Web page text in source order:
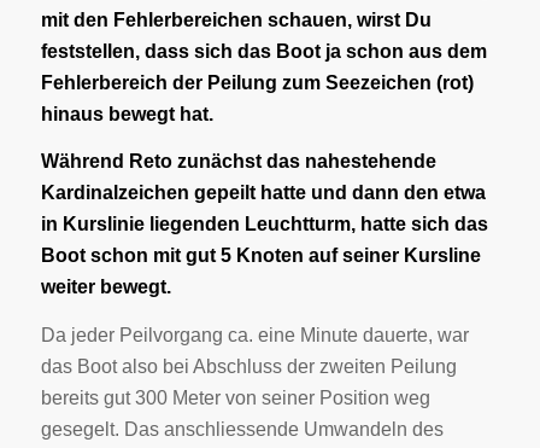
mit den Fehlerbereichen schauen, wirst Du
feststellen, dass sich das Boot ja schon aus dem
Fehlerbereich der Peilung zum Seezeichen (rot)
hinaus bewegt hat.
Während Reto zunächst das nahestehende
Kardinalzeichen gepeilt hatte und dann den etwa
in Kurslinie liegenden Leuchtturm, hatte sich das
Boot schon mit gut 5 Knoten auf seiner Kursline
weiter bewegt.
Da jeder Peilvorgang ca. eine Minute dauerte, war
das Boot also bei Abschluss der zweiten Peilung
bereits gut 300 Meter von seiner Position weg
gesegelt. Das anschliessende Umwandeln des